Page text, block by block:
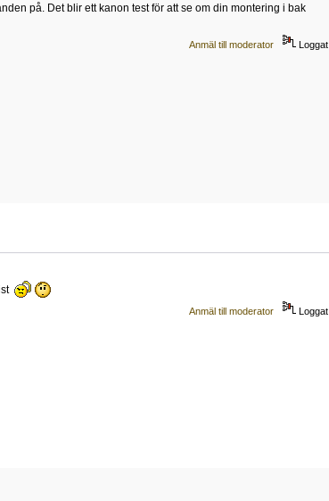
på. Det blir ett kanon test för att se om din montering i bak
Anmäl till moderator Loggat
Anmäl till moderator Loggat